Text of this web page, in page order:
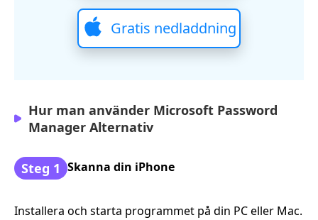
Gratis nedladdning
Hur man använder Microsoft Password
Manager Alternativ
Steg 1 Skanna din iPhone
Installera och starta programmet på din PC eller Mac.